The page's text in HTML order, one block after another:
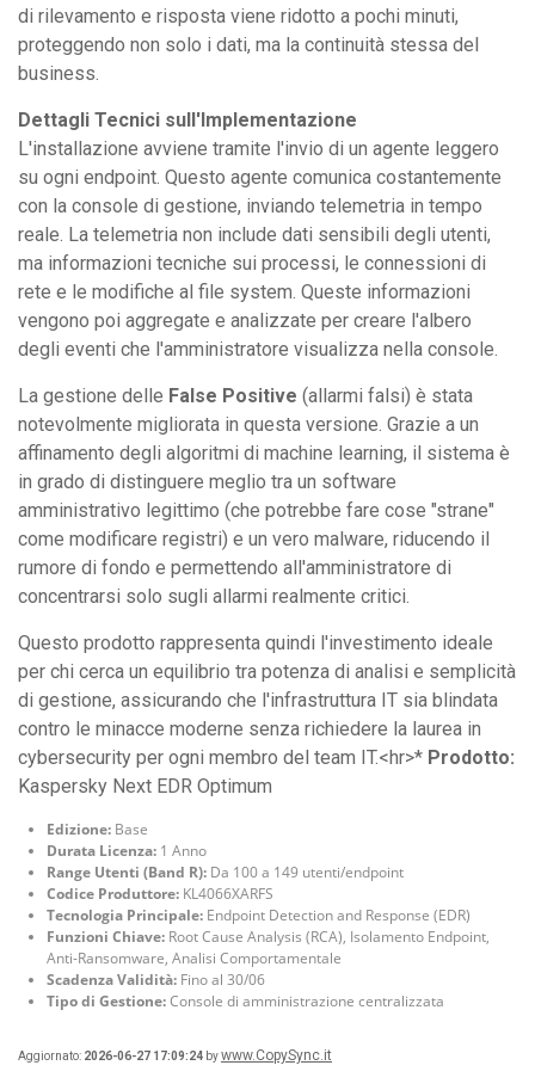
di rilevamento e risposta viene ridotto a pochi minuti,
proteggendo non solo i dati, ma la continuità stessa del
business.
Dettagli Tecnici sull'Implementazione
L'installazione avviene tramite l'invio di un agente leggero
su ogni endpoint. Questo agente comunica costantemente
con la console di gestione, inviando telemetria in tempo
reale. La telemetria non include dati sensibili degli utenti,
ma informazioni tecniche sui processi, le connessioni di
rete e le modifiche al file system. Queste informazioni
vengono poi aggregate e analizzate per creare l'albero
degli eventi che l'amministratore visualizza nella console.
La gestione delle False Positive (allarmi falsi) è stata
notevolmente migliorata in questa versione. Grazie a un
affinamento degli algoritmi di machine learning, il sistema è
in grado di distinguere meglio tra un software
amministrativo legittimo (che potrebbe fare cose "strane"
come modificare registri) e un vero malware, riducendo il
rumore di fondo e permettendo all'amministratore di
concentrarsi solo sugli allarmi realmente critici.
Questo prodotto rappresenta quindi l'investimento ideale
per chi cerca un equilibrio tra potenza di analisi e semplicità
di gestione, assicurando che l'infrastruttura IT sia blindata
contro le minacce moderne senza richiedere la laurea in
cybersecurity per ogni membro del team IT.<hr>* Prodotto:
Kaspersky Next EDR Optimum
Edizione: Base
Durata Licenza: 1 Anno
Range Utenti (Band R): Da 100 a 149 utenti/endpoint
Codice Produttore: KL4066XARFS
Tecnologia Principale: Endpoint Detection and Response (EDR)
Funzioni Chiave: Root Cause Analysis (RCA), Isolamento Endpoint,
Anti-Ransomware, Analisi Comportamentale
Scadenza Validità: Fino al 30/06
Tipo di Gestione:Console di amministrazione centralizzata
Aggiornato: 2026-06-27 17:09:24 bywww.CopySync.it